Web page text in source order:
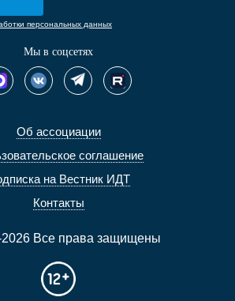
Об ассоциации
соглашение
на Вестник ИДТ
Контакты
Все права защищены
персональных данных
Мы в соцсетях